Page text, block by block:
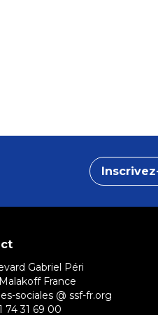
Gabriel Péri
France
sociales @ ssf-fr.org
74 31 69 00